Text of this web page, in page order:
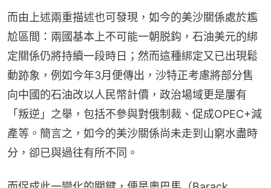
而由上述兩重描述也可發現，如今的美沙關係處於尷
尬區間：兩國基本上不可能一朝脱鈎，石油美元的綁
定關係仍將持續一段時日；然而這種綁定又已出現鬆
動跡象，例如今年3月便傳出，沙特正考慮將部分售
向中國的石油改以人民幣計價，政治場域更是屢有
「叛逆」之舉，包括不參與對俄制裁、促成OPEC+減
產等。簡言之，如今的美沙關係尚未走到山窮水盡時
分，卻已與過往有所不同。